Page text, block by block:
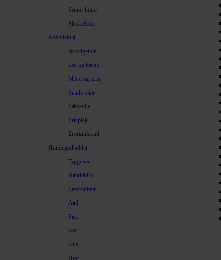
Senior hund
Slankefoder
Kosttilskud
Beroligende
Led og brusk
Mave og tarm
Sunde olier
Lakseolie
Pelspleje
Energitilskud
Hundegodbidder
Tyggeben
Hundekiks
Leversnitter
And
Fisk
Ged
Gris
Hest